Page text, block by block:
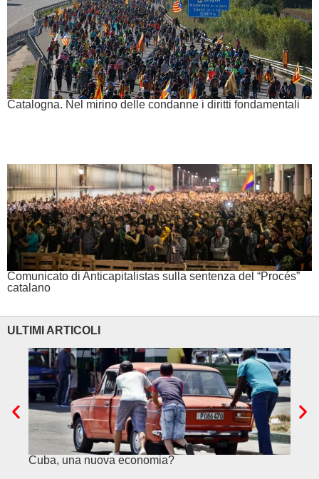
Catalogna. Nel mirino delle condanne i diritti fondamentali
Comunicato di Anticapitalistas sulla sentenza del “Procés”
catalano
ULTIMI ARTICOLI
Cuba, una nuova economia?